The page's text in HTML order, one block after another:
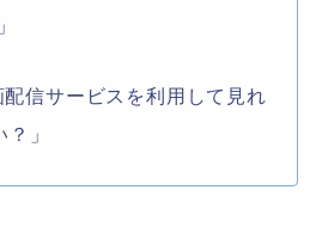
配信サービスを利用して見れ
」